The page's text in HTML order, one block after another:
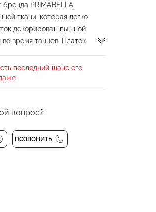
PRIMABELLA.
ткани, которая легко
декорирован пышной
время танцев. Платок
положительных эмоций и
последний шанс его
вопрос?
ПОЗВОНИТЬ